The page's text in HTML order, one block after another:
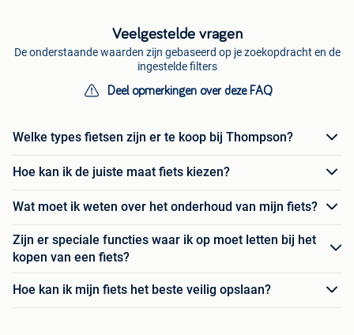
Veelgestelde vragen
De onderstaande waarden zijn gebaseerd op je zoekopdracht en de
ingestelde filters
Deel opmerkingen over deze FAQ
Welke types fietsen zijn er te koop bij Thompson?
Hoe kan ik de juiste maat fiets kiezen?
Wat moet ik weten over het onderhoud van mijn fiets?
Zijn er speciale functies waar ik op moet letten bij het
kopen van een fiets?
Hoe kan ik mijn fiets het beste veilig opslaan?